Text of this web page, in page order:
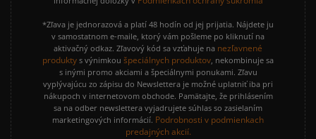
*Zľava je jednorazová a platí 48 hodín od jej prijatia. Nájdete ju
v samostatnom e-maile, ktorý vám pošleme po kliknutí na
aktivačný odkaz. Zľavový kód sa vzťahuje na nezľavnené
produkty s výnimkou špeciálnych produktov, nekombinuje sa
s inými promo akciami a špeciálnymi ponukami. Zľavu
vyplývajúcu zo zápisu do Newslettera je možné uplatniť iba pri
nákupoch v internetovom obchode. Pamätajte, že prihlásením
sa na odber newslettera vyjadrujete súhlas so zasielaním
marketingových informácií. Podrobnosti v podmienkach
predajných akcií.